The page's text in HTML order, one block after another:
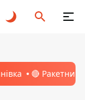
🔴 Ракетний